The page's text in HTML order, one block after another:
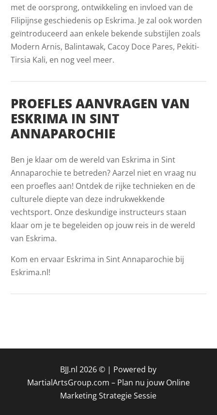
met de oorsprong, ontwikkeling en invloed van de
Filipijnse geschiedenis op Eskrima. Je zal ook worden
geïntroduceerd aan enkele bekende substijlen zoals
Modern Arnis, Balintawak, Cacoy Doce Pares, Pekiti-
Tirsia Kali, en nog veel meer.
PROEFLES AANVRAGEN VAN
ESKRIMA IN SINT
ANNAPAROCHIE
Ben je klaar om de wereld van Eskrima in Sint
Annaparochie te betreden? Aarzel niet en vraag nu
een proefles aan! Ontdek de rijke technieken en de
culturele diepte van deze indrukwekkende
vechtsport. Onze deskundige instructeurs staan
klaar om je te begeleiden op jouw reis in de wereld
van Eskrima.
Kom en ervaar Eskrima in Sint Annaparochie bij
Eskrima.nl!
BJJ.nl 2026 © | Powered by
MartialArtsGroup.com – Plan nu jouw Online
Marketing Strategie Sessie